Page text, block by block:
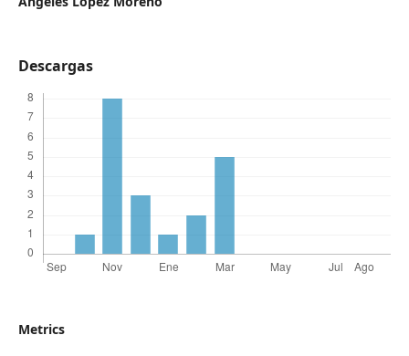
Descargas
Metrics